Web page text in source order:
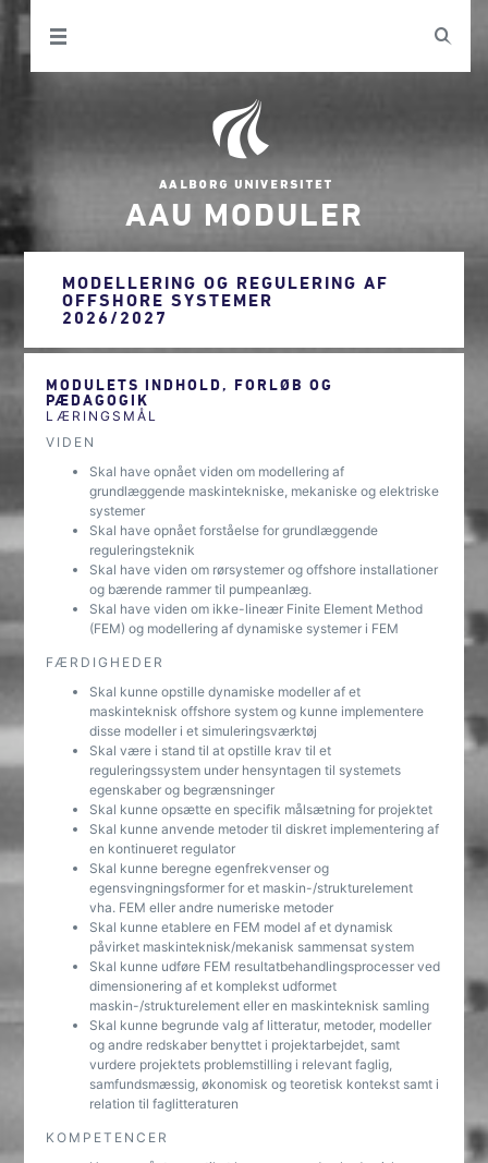
AAU MODULER
MODELLERING OG REGULERING AF
OFFSHORE SYSTEMER
2026/2027
MODULETS INDHOLD, FORLØB OG
PÆDAGOGIK
LÆRINGSMÅL
VIDEN
Skal have opnået viden om modellering af
grundlæggende maskintekniske, mekaniske og elektriske
systemer
Skal have opnået forståelse for grundlæggende
reguleringsteknik
Skal have viden om rørsystemer og offshore installationer
og bærende rammer til pumpeanlæg.
Skal have viden om ikke-lineær Finite Element Method
(FEM) og modellering af dynamiske systemer i FEM
FÆRDIGHEDER
Skal kunne opstille dynamiske modeller af et
maskinteknisk offshore system og kunne implementere
disse modeller i et simuleringsværktøj
Skal være i stand til at opstille krav til et
reguleringssystem under hensyntagen til systemets
egenskaber og begrænsninger
Skal kunne opsætte en specifik målsætning for projektet
Skal kunne anvende metoder til diskret implementering af
en kontinueret regulator
Skal kunne beregne egenfrekvenser og
egensvingningsformer for et maskin-/strukturelement
vha. FEM eller andre numeriske metoder
Skal kunne etablere en FEM model af et dynamisk
påvirket maskinteknisk/mekanisk sammensat system
Skal kunne udføre FEM resultatbehandlingsprocesser ved
dimensionering af et komplekst udformet
maskin-/strukturelement eller en maskinteknisk samling
Skal kunne begrunde valg af litteratur, metoder, modeller
og andre redskaber benyttet i projektarbejdet, samt
vurdere projektets problemstilling i relevant faglig,
samfundsmæssig, økonomisk og teoretisk kontekst samt i
relation til faglitteraturen
KOMPETENCER